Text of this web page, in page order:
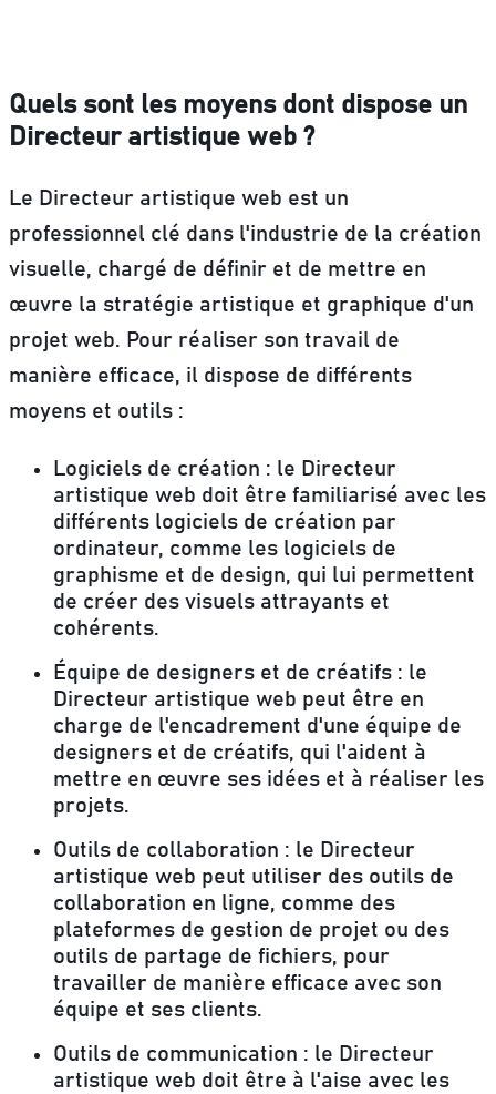
Quels sont les moyens dont dispose un
Directeur artistique web ?
Le Directeur artistique web est un
professionnel clé dans l'industrie de la création
visuelle, chargé de définir et de mettre en
œuvre la stratégie artistique et graphique d'un
projet web. Pour réaliser son travail de
manière efficace, il dispose de différents
moyens et outils :
Logiciels de création : le Directeur
artistique web doit être familiarisé avec les
différents logiciels de création par
ordinateur, comme les logiciels de
graphisme et de design, qui lui permettent
de créer des visuels attrayants et
cohérents.
Équipe de designers et de créatifs : le
Directeur artistique web peut être en
charge de l'encadrement d'une équipe de
designers et de créatifs, qui l'aident à
mettre en œuvre ses idées et à réaliser les
projets.
Outils de collaboration : le Directeur
artistique web peut utiliser des outils de
collaboration en ligne, comme des
plateformes de gestion de projet ou des
outils de partage de fichiers, pour
travailler de manière efficace avec son
équipe et ses clients.
Outils de communication : le Directeur
artistique web doit être à l'aise avec les